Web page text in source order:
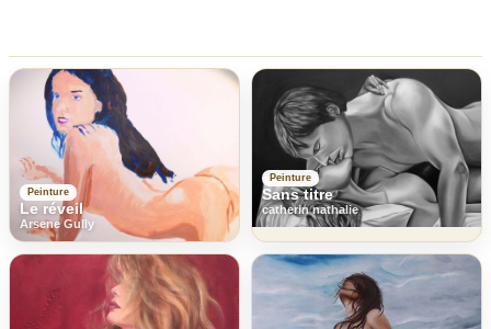
Peinture
Le réveil
Arsene Gully
Peinture
Sans titre
catherin nathalie